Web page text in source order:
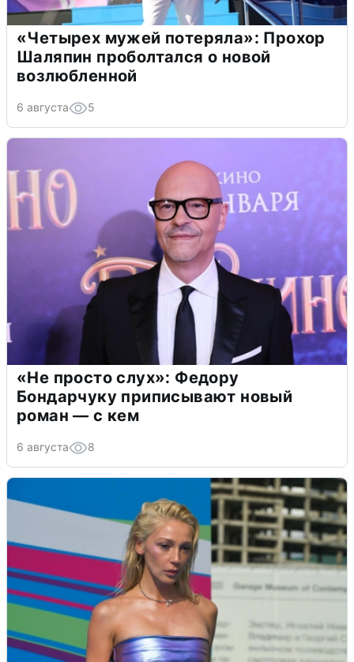
«Четырех мужей потеряла»: Прохор
Шаляпин проболтался о новой
возлюбленной
6 августа 5
«Не просто слух»: Федору
Бондарчуку приписывают новый
роман — с кем
6 августа 8